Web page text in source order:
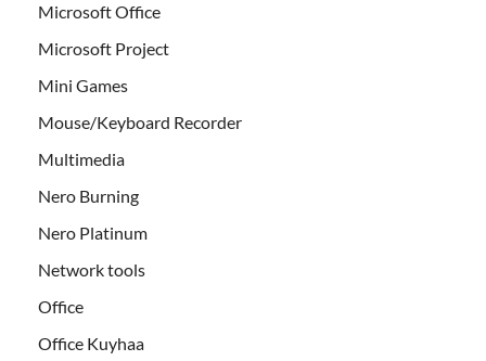
Microsoft Office
Microsoft Project
Mini Games
Mouse/Keyboard Recorder
Multimedia
Nero Burning
Nero Platinum
Network tools
Office
Office Kuyhaa